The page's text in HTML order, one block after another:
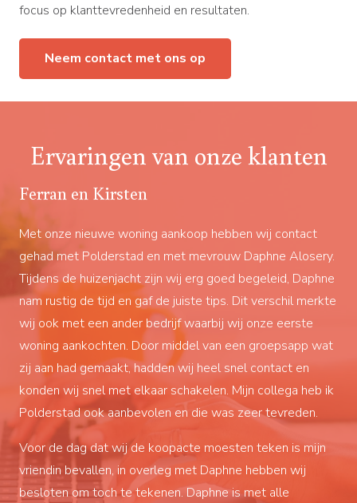
focus op klanttevredenheid en resultaten.
Neem contact met ons op
Ervaringen van onze klanten
Ferran en Kirsten
Met onze nieuwe woning aankoop hebben wij contact
gehad met Polderstad en met mevrouw Daphne Alosery.
Tijdens de huizenjacht zijn wij erg goed begeleid, Daphne
nam rustig de tijd en gaf de juiste tips. Dit verschil merkte
wij ook met een ander bedrijf waarbij wij onze eerste
woning aankochten. Door middel van een groepsapp wat
zij aan had gemaakt, hadden wij heel snel contact en
konden wij snel met elkaar schakelen. Mijn collega heb ik
Polderstad ook aanbevolen en die was zeer tevreden.
Voor de dag dat wij de koopacte moesten teken is mijn
vriendin bevallen, in overleg met Daphne hebben wij
besloten om toch te tekenen. Daphne is met alle